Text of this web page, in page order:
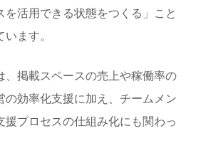
を活用できる状態をつくる」こと
ます。
、掲載スペースの売上や稼働率の
の効率化支援に加え、チームメン
援プロセスの仕組み化にも関わっ